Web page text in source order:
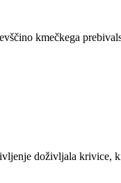
kmečkega
doživljala